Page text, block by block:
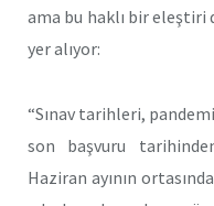
ama bu haklı bir eleştiri
yer alıyor:
“Sınav tarihleri,
son başvuru
Haziran ayının